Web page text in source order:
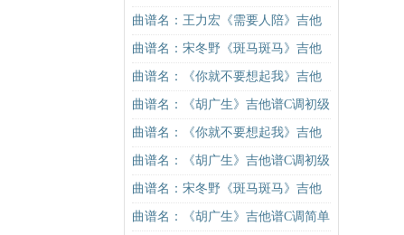
进阶版（酷音小伟吉他弹唱教学）
吉他谱
曲谱名：王力宏《需要人陪》吉他
谱C调原版（酷音小伟吉他教学）吉
他谱
曲谱名：宋冬野《斑马斑马》吉他
谱G调初级进阶版（酷音小伟吉他教
学）吉他谱
曲谱名：《你就不要想起我》吉他
谱C调简单版吉他谱
曲谱名：《胡广生》吉他谱C调初级
进阶版（酷音小伟吉他弹唱教学）
吉他谱
曲谱名：《你就不要想起我》吉他
谱C调简单版吉他谱
曲谱名：《胡广生》吉他谱C调初级
进阶版（酷音小伟吉他弹唱教学）
吉他谱
曲谱名：宋冬野《斑马斑马》吉他
谱C调简单版（酷音小伟吉他教学）
曲谱名：《胡广生》吉他谱C调简单